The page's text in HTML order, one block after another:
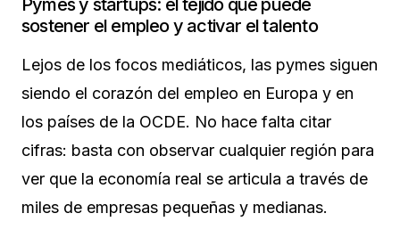
Pymes y startups: el tejido que puede
sostener el empleo y activar el talento
Lejos de los focos mediáticos, las pymes siguen
siendo el corazón del empleo en Europa y en
los países de la OCDE. No hace falta citar
cifras: basta con observar cualquier región para
ver que la economía real se articula a través de
miles de empresas pequeñas y medianas.